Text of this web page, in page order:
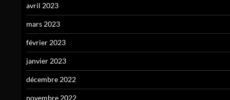
avril 2023
mars 2023
février 2023
janvier 2023
décembre 2022
novembre 2022